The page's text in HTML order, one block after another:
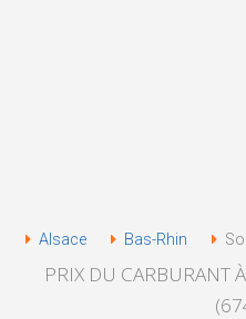
Alsace Bas-Rhin
PRIX DU CARBURANT